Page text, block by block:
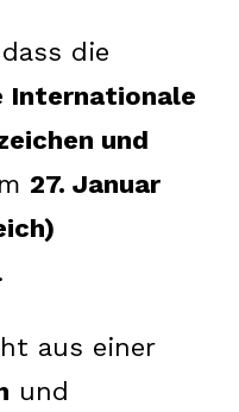
die
Internationale
und
27. Januar
aus einer
und